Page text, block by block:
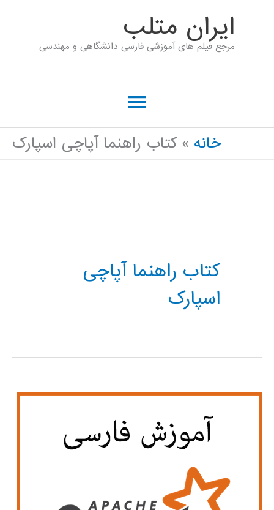
ايران متلب
مرجع فیلم های آموزشی فارسی دانشگاهی و مهندسی
فهرست
اصلی
خانه کتاب راهنما آپاچی اسپارک
کتاب راهنما آپاچی
اسپارک